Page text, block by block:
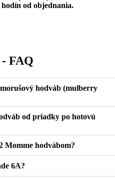
od objednania.
FAQ
hodváb (mulberry
od priadky po hotovú
Momme hodvábom?
6A?